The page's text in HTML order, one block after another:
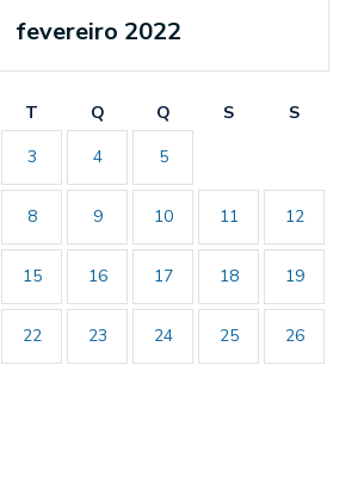
fevereiro 2022
T Q Q S
S
3 4 5
8 9 10 11 12
15 16 17 18 19
22 23 24 25 26